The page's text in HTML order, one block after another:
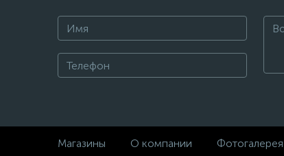
Магазины О компании Фотогалерея